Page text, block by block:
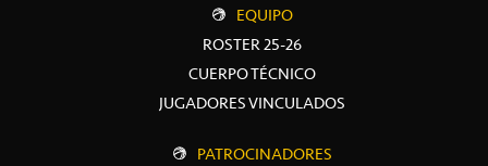
EQUIPO
ROSTER 25-26
CUERPO TÉCNICO
JUGADORES VINCULADOS
PATROCINADORES